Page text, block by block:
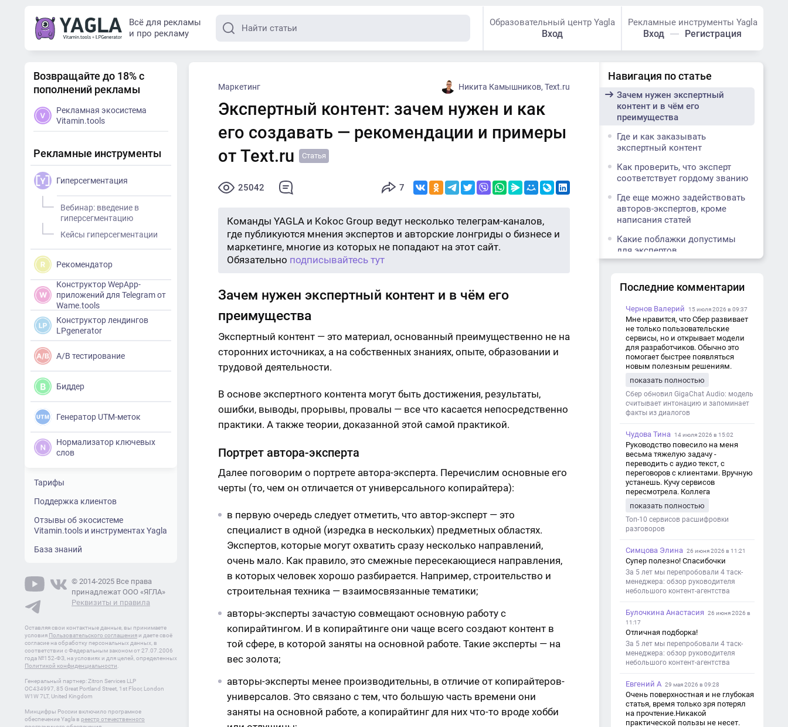
Всё для рекламы
и про рекламу
Образовательный центр Yagla
Вход
Рекламные инструменты Yagla
Вход Регистрация
Навигация по статье
Зачем нужен экспертный
контент и в чём его
преимущества
Где и как заказывать
экспертный контент
Как проверить, что эксперт
соответствует гордому званию
Где еще можно задействовать
авторов-экспертов, кроме
написания статей
Какие поблажки допустимы
для экспертов
Маркетинг Никита Камышников, Text.ru
Экспертный контент: зачем нужен и как
его создавать — рекомендации и примеры
от Text.ru
Статья
25042 7
Команды YAGLA и Kokoc Group ведут несколько телеграм-каналов,
где публикуются мнения экспертов и авторские лонгриды о бизнесе и
маркетинге, многие из которых не попадают на этот сайт.
Обязательно подписывайтесь тут
Зачем нужен экспертный контент и в чём его
преимущества
Экспертный контент — это материал, основанный преимущественно не на
сторонних источниках, а на собственных знаниях, опыте, образовании и
трудовой деятельности.
В основе экспертного контента могут быть достижения, результаты,
ошибки, выводы, прорывы, провалы — все что касается непосредственно
практики. А также теории, доказанной этой самой практикой.
Портрет автора-эксперта
Далее поговорим о портрете автора-эксперта. Перечислим основные его
черты (то, чем он отличается от универсального копирайтера):
в первую очередь следует отметить, что автор-эксперт — это
специалист в одной (изредка в нескольких) предметных областях.
Экспертов, которые могут охватить сразу несколько направлений,
очень мало. Как правило, это смежные пересекающиеся направления,
в которых человек хорошо разбирается. Например, строительство и
строительная техника — взаимосвязанные тематики;
авторы-эксперты зачастую совмещают основную работу с
копирайтингом. И в копирайтинге они чаще всего создают контент в
той сфере, в которой заняты на основной работе. Такие эксперты — на
вес золота;
авторы-эксперты менее производительны, в отличие от копирайтеров-
универсалов. Это связано с тем, что большую часть времени они
заняты на основной работе, а копирайтинг для них что-то вроде хобби
Возвращайте до 18% с
пополнений рекламы
Рекламная экосистема
Vitamin.tools
Рекламные инструменты
Гиперсегментация
Вебинар: введение в
гиперсегментацию
Кейсы гиперсегментации
Рекомендатор
Конструктор WepApp-
приложений для Telegram от
Wame.tools
Конструктор лендингов
LPgenerator
A/B тестирование
Биддер
Генератор UTM-меток
Нормализатор ключевых
слов
Тарифы
Поддержка клиентов
Отзывы об экосистеме
Vitamin.tools и инструментах Yagla
База знаний
© 2014-2025 Все права
принадлежат ООО «ЯГЛА»
Реквизиты и правила
Оставляя свои контактные данные, вы принимаете
условия Пользовательского соглашения и даете своё
согласие на обработку персональных данных, в
соответствии с Федеральным законом от 27.07.2006
года №152-ФЗ, на условиях и для целей, определенных
Политикой конфиденциальности
Генеральный партнер: Zitron Services LLP
OC434997, 85 Great Portland Street, 1st Floor, London
W1W 7LT, United Kingdom
Минцифры России включило програмное
обеспечение Yagla в реестр отечественного
Последние комментарии
Чернов Валерий 15 июля 2026 в 09:37
Мне нравится, что Сбер развивает
не только пользовательские
сервисы, но и открывает модели
для разработчиков. Обычно это
помогает быстрее появляться
новым полезным решениям.
показать полностью
Сбер обновил GigaChat Audio: модель
считывает интонацию и запоминает
факты из диалогов
Чудова Тина 14 июля 2026 в 15:02
Руководство повесило на меня
весьма тяжелую задачу -
переводить с аудио текст, с
переговоров с клиентами. Вручную
устанешь. Кучу сервисов
пересмотрела. Коллега
хорошо переводит. Мало
редактировать по итогу. Советую.
показать полностью
Топ-10 сервисов расшифровки
разговоров
Симцова Элина 26 июня 2026 в 11:21
Супер полезно! Спасибочки
За 5 лет мы перепробовали 4 таск-
менеджера: обзор руководителя
небольшого контент-агентства
Булочкина Анастасия
26 июня 2026 в
11:17
Отличная подборка!
За 5 лет мы перепробовали 4 таск-
менеджера: обзор руководителя
небольшого контент-агентства
Евгений А 29 мая 2026 в 09:28
Очень поверхностная и не глубокая
статья, время только зря потерял
на прочтение.Никакой
практической пользы не несет.